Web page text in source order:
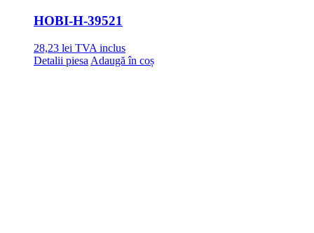
HOBI-H-39521
28,23 lei TVA inclus
Detalii piesa Adaugă în coș